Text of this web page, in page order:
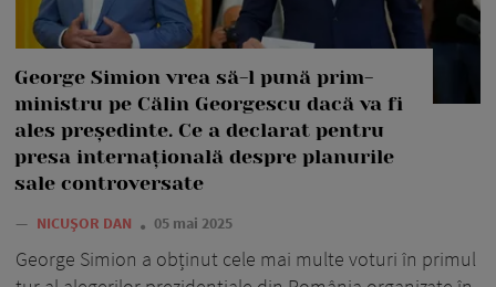
George Simion vrea să-l pună prim-
ministru pe Călin Georgescu dacă va fi
ales președinte. Ce a declarat pentru
presa internațională despre planurile
sale controversate
— NICUȘOR DAN 05 mai 2025
George Simion a obținut cele mai multe voturi în primul